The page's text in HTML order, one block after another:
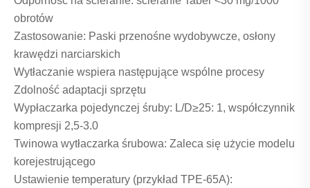
obrotów
Zastosowanie: Paski przenośne wydobywcze, osłony
krawędzi narciarskich
Wytłaczanie wspiera następujące wspólne procesy
Zdolność adaptacji sprzętu
Wypłaczarka pojedynczej śruby: L/D≥25: 1, współczynnik
kompresji 2,5-3.0
Twinowa wytłaczarka śrubowa: Zaleca się użycie modelu
korejestrującego
Ustawienie temperatury (przykład TPE-65A):